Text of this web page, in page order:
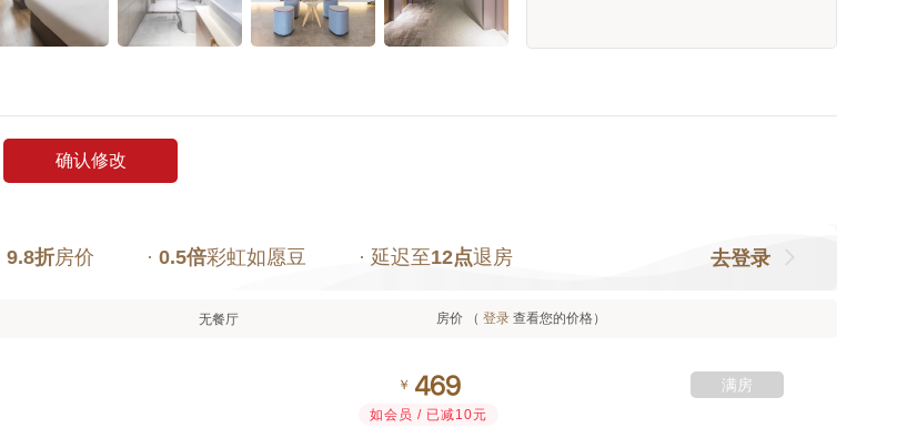
确认修改
9.8折房价 · 0.5倍彩虹如愿豆 · 延迟至12点退房 去登录
无餐厅 房价 （ 登录 查看您的价格）
￥ 
如会员 / 已减10元
满房